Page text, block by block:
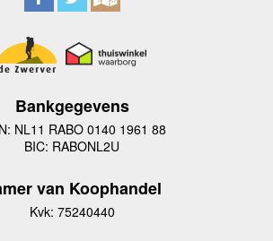
Bankgegevens
NL11 RABO 0140 1961 88
BIC: RABONL2U
van Koophandel
Kvk: 75240440